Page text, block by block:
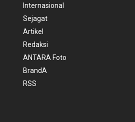
Internasional
Sejagat
Artikel
Redaksi
ANTARA Foto
BrandA
RSS